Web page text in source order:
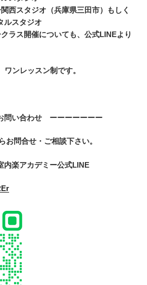
西スタジオ（兵庫県三田市）もしく
ルスタジオ
ラス開催についても、公式LINEより
ンレッスン制です。
問い合わせ ーーーーーーー
お問合せ・ご相談下さい。
内楽アカデミー公式LINE